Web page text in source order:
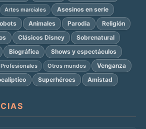
Artes marciales Asesinos en serie
Animales Parodia
Religión
Clásicos Disney
Sobrenatural
Biográfica
Shows y espectáculos
Otros mundos
Venganza
Superhéroes Amistad